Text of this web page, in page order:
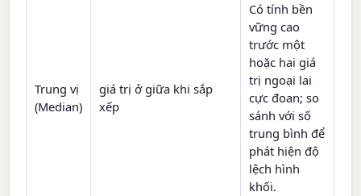
Trung vị
(Median)
giá trị ở giữa khi sắp
xếp
Có tính bền
vững cao
trước một
hoặc hai giá
trị ngoại lai
cực đoan; so
sánh với số
trung bình để
phát hiện độ
lệch hình
khối.